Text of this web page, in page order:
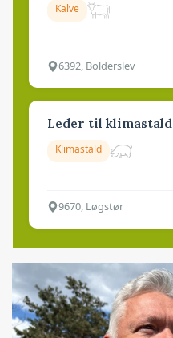
Kalve
6392, Bolderslev
Leder til klimastald
Klimastald
9670, Løgstør